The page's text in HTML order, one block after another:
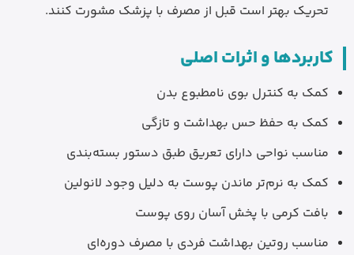
تحریک بهتر است قبل از مصرف با پزشک مشورت کنند.
کاربردها و اثرات اصلی
کمک به کنترل بوی نامطبوع بدن
کمک به حفظ حس بهداشت و تازگی
مناسب نواحی دارای تعریق طبق دستور بسته‌بندی
کمک به نرم‌تر ماندن پوست به دلیل وجود لانولین
بافت کرمی با پخش آسان روی پوست
مناسب روتین بهداشت فردی با مصرف دوره‌ای